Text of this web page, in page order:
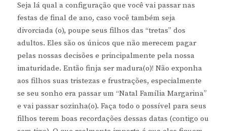
Seja lá qual a configuração que você vai passar nas
festas de final de ano, caso você também seja
divorciada (o), poupe seus filhos das “tretas” dos
adultos. Eles são os únicos que não merecem pagar
pelas nossas decisões e principalmente pela nossa
imaturidade. Então finja ser madura(o)! Não exponha
aos filhos suas tristezas e frustrações, especialmente
se seu sonho era passar um “Natal Família Margarina”
e vai passar sozinha(o). Faça todo o possível para seus
filhos terem boas recordações dessas datas (contigo ou